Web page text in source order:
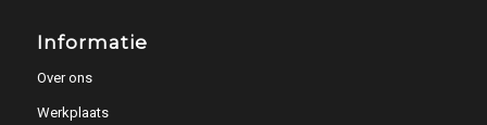
Informatie
Over ons
Werkplaats